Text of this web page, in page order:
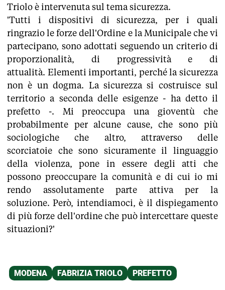
Triolo è intervenuta sul tema sicurezza.
'Tutti i dispositivi di sicurezza, per i quali
ringrazio le forze dell'Ordine e la Municipale che vi
partecipano, sono adottati seguendo un criterio di
proporzionalità, di progressività e di
attualità. Elementi importanti, perché la sicurezza
non è un dogma. La sicurezza si costruisce sul
territorio a seconda delle esigenze - ha detto il
prefetto -. Mi preoccupa una gioventù che
probabilmente per alcune cause, che sono più
sociologiche che altro, attraverso delle
scorciatoie che sono sicuramente il linguaggio
della violenza, pone in essere degli atti che
possono preoccupare la comunità e di cui io mi
rendo assolutamente parte attiva per la
soluzione. Però, intendiamoci, è il dispiegamento
di più forze dell'ordine che può intercettare queste
situazioni?'